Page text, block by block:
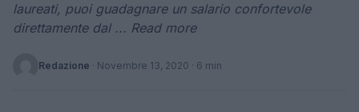
laureati, puoi guadagnare un salario confortevole
direttamente dal ... Read more
Redazione · Novembre 13, 2020 · 6 min